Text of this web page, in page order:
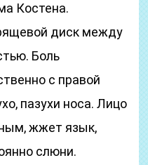
Костена.
диск между
Боль
с правой
пазухи носа. Лицо
жжет язык,
слюни.